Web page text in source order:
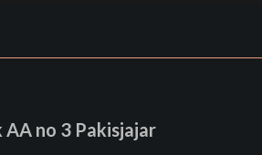
AA no 3 Pakisjajar